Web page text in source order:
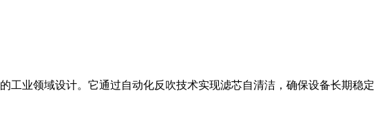
工业领域设计。它通过自动化反吹技术实现滤芯自清洁，确保设备长期稳定